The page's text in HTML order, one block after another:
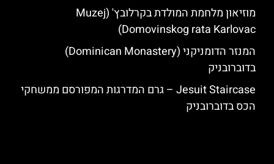
מוזיאון מלחמת המולדת בקרלובץ' (Muzej
Domovinskog rata Karlovac)
המנזר הדומניקני (Dominican Monastery)
בדוברובניק
Jesuit Staircase – גרם המדרגות המפורסם ממשחקי
הכס בדוברובניק